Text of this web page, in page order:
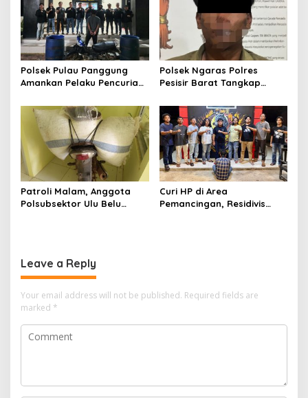
nWanita Terungkap Dugaan
Pengguna Narkoba
Subsidi di SPBU Lakaran
Polsek Pulau Panggung
Amankan Pelaku Pencurian
Bendungan Batu Tegi
Polsek Ngaras Polres
Pesisir Barat Tangkap
ke Bangka Belitung
Patroli Malam, Anggota
Polsubsektor Ulu Belu
Curi HP di Area
Pemancingan, Residivis
Leave a Reply
Your email address will not be published. Required fields are
marked *